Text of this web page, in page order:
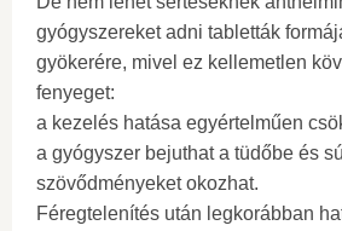
gyógyszereket adni tabletták
gyökerére, mivel ez kellemetlen
fenyeget:
a kezelés hatása egyértelműen
a gyógyszer bejuthat a tüdőbe és
szövődményeket okozhat.
Féregtelenítés után legkorábban